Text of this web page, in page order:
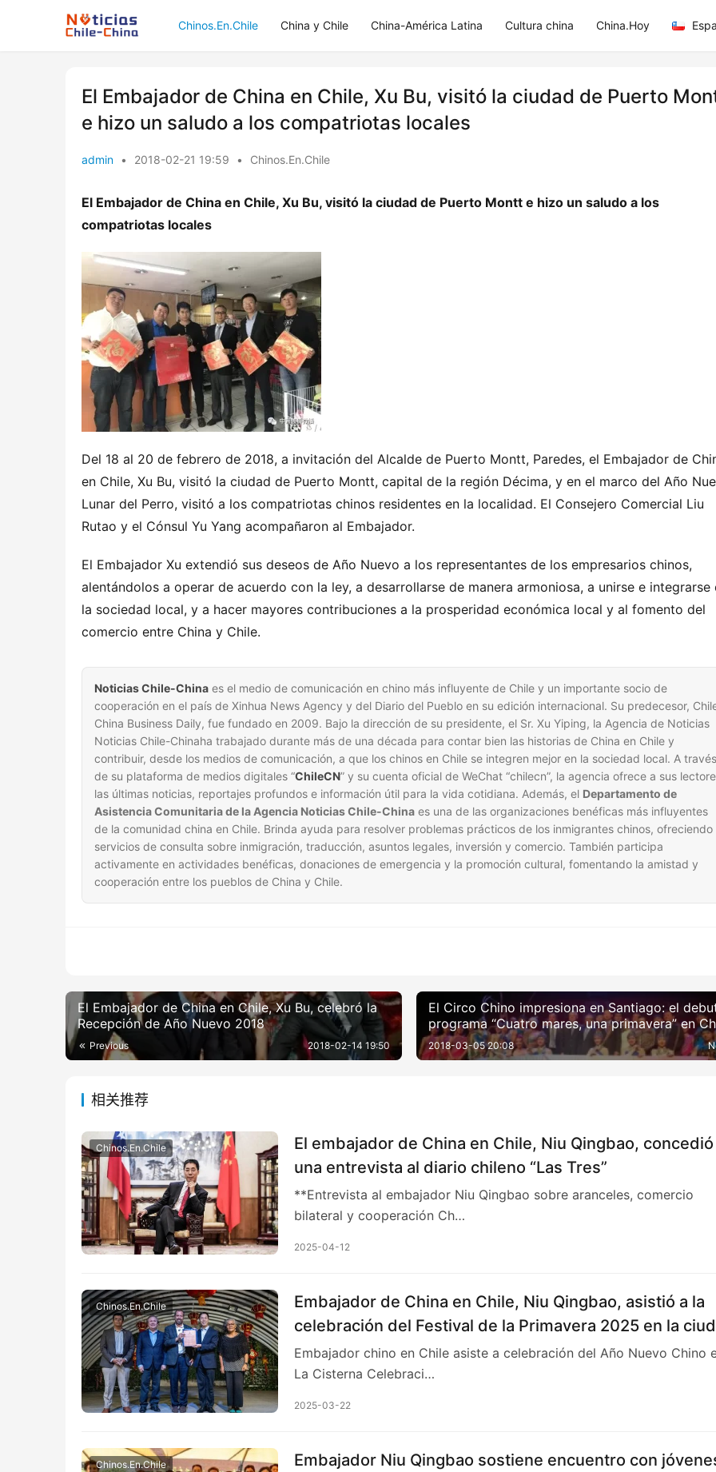
Chinos.En.Chile China y Chile China-América Latina Cultura china China.Hoy
El Embajador de China en Chile, Xu Bu, visitó la ciudad de Puerto
e hizo un saludo a los compatriotas locales
admin • 2018-02-21 19:59 • Chinos.En.Chile
El Embajador de China en Chile, Xu Bu, visitó la ciudad de Puerto Montt e hizo un saludo a los
compatriotas locales
Del 18 al 20 de febrero de 2018, a invitación del Alcalde de Puerto Montt, Paredes, el Embajador de
en Chile, Xu Bu, visitó la ciudad de Puerto Montt, capital de la región Décima, y en el marco del Año
Lunar del Perro, visitó a los compatriotas chinos residentes en la localidad. El Consejero Comercial Liu
Rutao y el Cónsul Yu Yang acompañaron al Embajador.
El Embajador Xu extendió sus deseos de Año Nuevo a los representantes de los empresarios chinos,
alentándolos a operar de acuerdo con la ley, a desarrollarse de manera armoniosa, a unirse e integrarse
la sociedad local, y a hacer mayores contribuciones a la prosperidad económica local y al fomento del
comercio entre China y Chile.
Noticias Chile-China es el medio de comunicación en chino más influyente de Chile y un importante socio de
cooperación en el país de Xinhua News Agency y del Diario del Pueblo en su edición internacional. Su predecesor,
China Business Daily, fue fundado en 2009. Bajo la dirección de su presidente, el Sr. Xu Yiping, la Agencia de Noticias
Noticias Chile-Chinaha trabajado durante más de una década para contar bien las historias de China en Chile y
contribuir, desde los medios de comunicación, a que los chinos en Chile se integren mejor en la sociedad local. A través
de su plataforma de medios digitales “ChileCN” y su cuenta oficial de WeChat “chilecn”, la agencia ofrece a sus
las últimas noticias, reportajes profundos e información útil para la vida cotidiana. Además, el Departamento de
Asistencia Comunitaria de la Agencia Noticias Chile-China es una de las organizaciones benéficas más influyentes
de la comunidad china en Chile. Brinda ayuda para resolver problemas prácticos de los inmigrantes chinos, ofreciendo
servicios de consulta sobre inmigración, traducción, asuntos legales, inversión y comercio. También participa
activamente en actividades benéficas, donaciones de emergencia y la promoción cultural, fomentando la amistad y
cooperación entre los pueblos de China y Chile.
El Embajador de China en Chile, Xu Bu, celebró la
Recepción de Año Nuevo 2018
Previous 2018-02-14 19:50
El Circo Chino impresiona en Santiago: el
programa “Cuatro mares, una primavera” en
fue un gran éxito
2018-03-05 20:08
相关推荐
Chinos.En.Chile
El embajador de China en Chile, Niu Qingbao, concedió
una entrevista al diario chileno “Las Tres”
**Entrevista al embajador Niu Qingbao sobre aranceles, comercio
bilateral y cooperación Ch…
2025-04-12
Chinos.En.Chile
Embajador de China en Chile, Niu Qingbao, asistió a la
celebración del Festival de la Primavera 2025 en la
de La Cisterna
Embajador chino en Chile asiste a celebración del Año Nuevo Chino
La Cisterna Celebraci…
2025-03-22
Chinos.En.Chile
Embajador Niu Qingbao sostiene encuentro con